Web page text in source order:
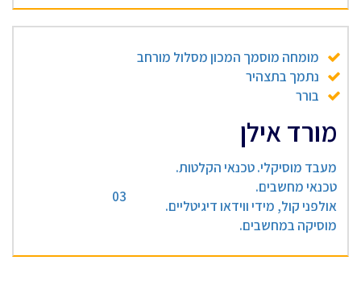
מומחה מוסמך המכון מסלול מורחב
נתמך בתצהיר
בורר
מורד אילן
מעבד מוסיקלי. טכנאי הקלטות.
טכנאי מחשבים.
אולפני קול, מידי ווידאו דיגיטליים.
מוסיקה במחשבים.
03